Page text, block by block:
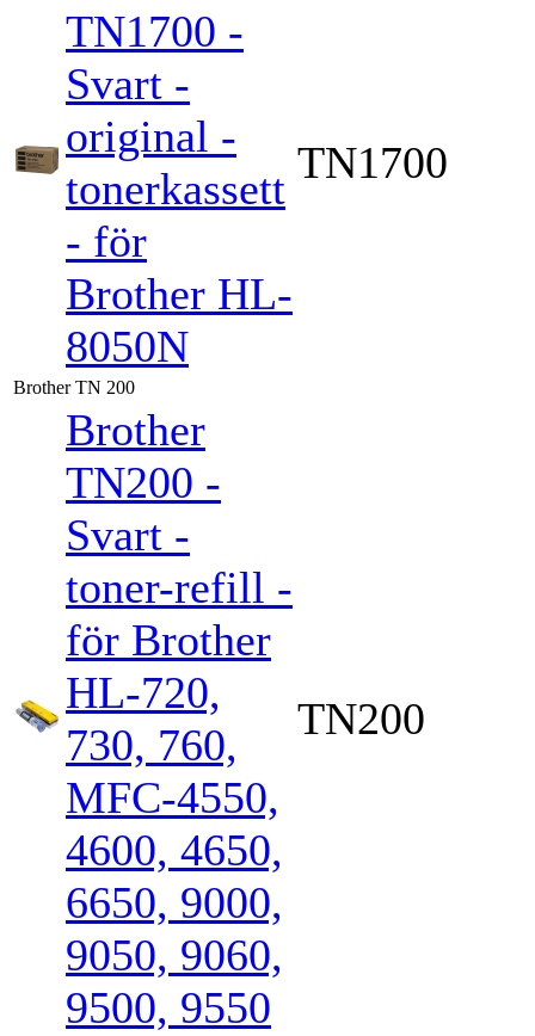
TN1700 -
Svart -
original -
tonerkassett
- för
Brother HL-
8050N
TN1700
Brother TN 200
Brother
TN200 -
Svart -
toner-refill -
för Brother
HL-720,
730, 760,
MFC-4550,
4600, 4650,
6650, 9000,
9050, 9060,
9500, 9550
TN200